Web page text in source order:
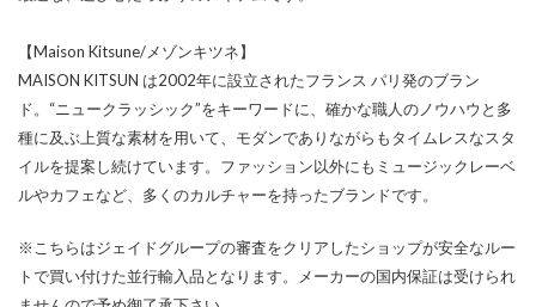
【Maison Kitsune/メゾンキツネ】
MAISON KITSUN は2002年に設立されたフランス パリ発のブラン
ド。“ニュークラッシック”をキーワードに、確かな職人のノウハウと多
種に及ぶ上質な素材を用いて、モダンでありながらもタイムレスなスタ
イルを提案し続けています。ファッション以外にもミュージックレーベ
ルやカフェなど、多くのカルチャーを持ったブランドです。
※こちらはジェイドグループの審査をクリアしたショップが安全なルー
トで買い付けた並行輸入品となります。メーカーの国内保証は受けられ